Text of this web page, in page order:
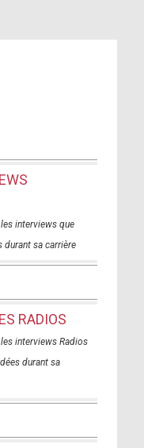
interviews que
durant sa carrière
RADIOS
interviews Radios
durant sa